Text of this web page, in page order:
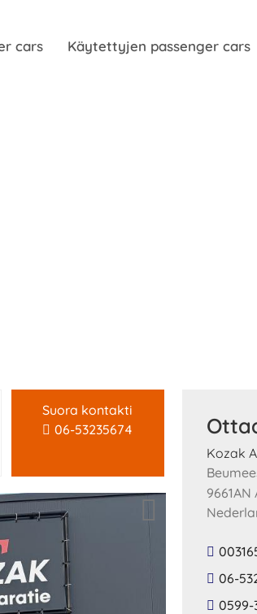
cars Käytettyjen passenger cars
Suora kontakti
06-53235674
Kozak
06-
0599-